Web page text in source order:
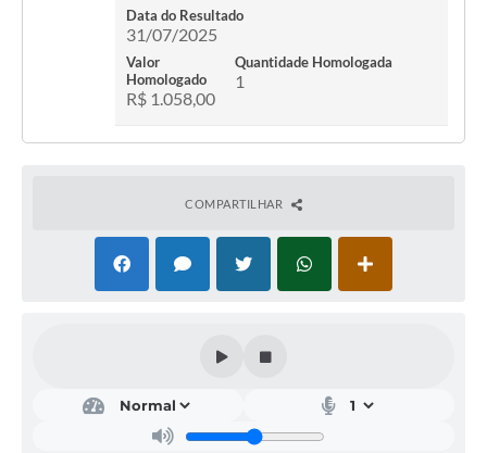
Data do Resultado
31/07/2025
Valor
Homologado
R$ 1.058,00
Quantidade Homologada
1
COMPARTILHAR